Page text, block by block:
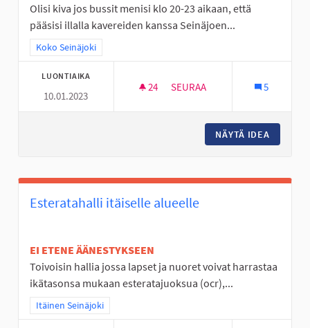
Olisi kiva jos bussit menisi klo 20-23 aikaan, että
pääsisi illalla kavereiden kanssa Seinäjoen...
Rajaa tulokset teeman mukaan: Koko Seinäjoki
Koko Seinäjoki
LUONTIAIKA
10.01.2023
24 24 SEURAAJAA
SEURAA 5
NÄYTÄ IDEA
Esteratahalli itäiselle alueelle
EI ETENE ÄÄNESTYKSEEN
Toivoisin hallia jossa lapset ja nuoret voivat harrastaa
ikätasonsa mukaan esteratajuoksua (ocr),...
Rajaa tulokset teeman mukaan: Itäinen Seinäjoki
Itäinen Seinäjoki